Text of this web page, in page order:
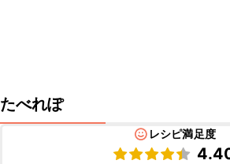
たべれぽ
レシピ満足度